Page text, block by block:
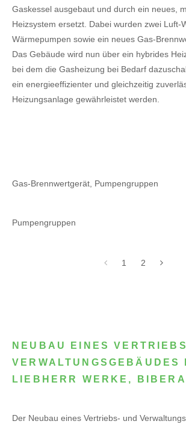
Gaskessel ausgebaut und durch ein neues,
Heizsystem ersetzt. Dabei wurden zwei Luft-
Wärmepumpen sowie ein neues Gas-
Das Gebäude wird nun über ein hybrides
bei dem die Gasheizung bei Bedarf
ein energieeffizienter und gleichzeitig
Heizungsanlage gewährleistet werden.
Gas-Brennwertgerät, Pumpengruppen
Pumpengruppen
1 2
NEUBAU EINES
VERWALTUNGSGEBÄUDES
LIEBHERR WERKE,
Der Neubau eines Vertriebs- und